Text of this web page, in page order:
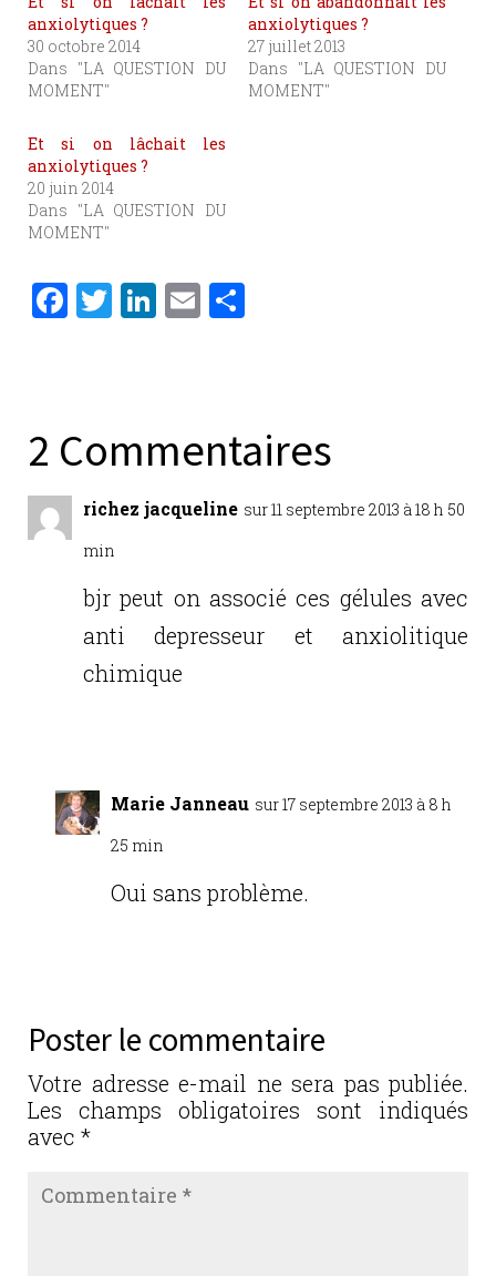
anxiolytiques ?
30 octobre 2014
Dans "LA QUESTION DU
MOMENT"
anxiolytiques ?
27 juillet 2013
Dans "LA QUESTION DU
MOMENT"
Et si on lâchait les
anxiolytiques ?
20 juin 2014
Dans "LA QUESTION DU
MOMENT"
F
b
o
o
k
T
r
Li
dI
n
E
er
2 Commentaires
richez jacqueline sur 11 septembre 2013 à 18 h 50
min
bjr peut on associé ces gélules avec
anti depresseur et anxiolitique
chimique
Marie Janneau sur 17 septembre 2013 à 8 h
25 min
Oui sans problème.
Poster le commentaire
Votre adresse e-mail ne sera pas publiée.
Les champs obligatoires sont indiqués
avec *